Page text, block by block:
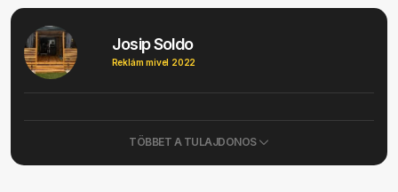
Josip Soldo
Reklám mivel 2022
TÖBBET A TULAJDONOS